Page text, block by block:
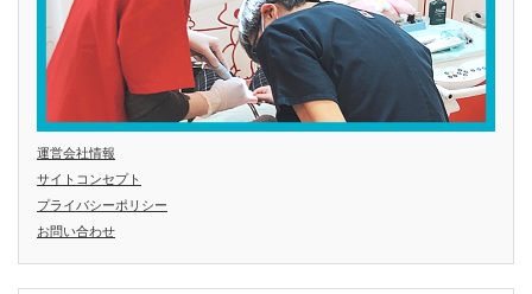
運営会社情報
サイトコンセプト
プライバシーポリシー
お問い合わせ